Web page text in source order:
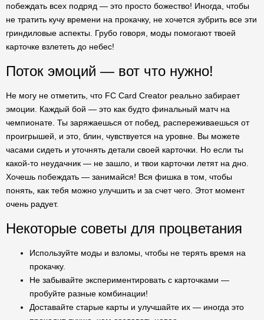
побеждать всех подряд — это просто божество! Иногда, чтобы
не тратить кучу времени на прокачку, не хочется зубрить все эти
гриндиловые аспекты. Грубо говоря, моды помогают твоей
карточке взлететь до небес!
Поток эмоций — вот что нужно!
Не могу не отметить, что FC Card Creator реально забирает
эмоции. Каждый бой — это как будто финальный матч на
чемпионате. Ты заряжаешься от побед, распереживаешься от
проигрышей, и это, блин, чувствуется на уровне. Вы можете
часами сидеть и уточнять детали своей карточки. Но если ты
какой-то неудачник — не зашло, и твои карточки летят на дно.
Хочешь побеждать — занимайся! Вся фишка в том, чтобы
понять, как тебя можно улучшить и за счет чего. Этот момент
очень радует.
Некоторые советы для процветания
Используйте моды и взломы, чтобы не терять время на
прокачку.
Не забывайте экспериментировать с карточками —
пробуйте разные комбинации!
Доставайте старые карты и улучшайте их — иногда это